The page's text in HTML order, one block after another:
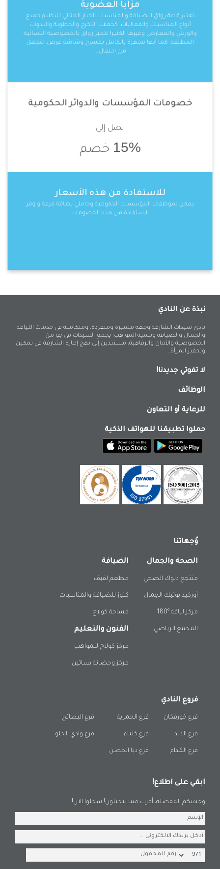
مزايا العضوية
تعتبر قاعة رواق للضيافة والمناسبات الخيار المثالي لتنظيم جميع
أنواع المناسبات والفعاليات، كحفلات التخرج والخطوبة والندوات
والورش والمعارض وغيرها الكثير! تتميز رواق بالخصوصية النسائية
المطلقة، كما أنها مجهزة بالكامل بمسرح وشاشة عرض، لتجعل
من احتفال...
خصومات المؤسسات والدوائر الحكومية
تصل إلى
15% خصم
للاستفادة من هذه الأسعار
يمكن لموظفات المؤسسات الحكومية وحاملي بطاقة فزعة و وفر
الاستفادة من هذه الخصومات
نبذة عن النادي
نادي سيدات الشارقة وجهة متميزة ومتفردة، ومتكاملة في خدمات اللياقة
والجمال والضيافة وتنمية المواهب؛ يجمع السيدات في جو من
الخصوصية والأمان والرفاهية، مستندين إلى نهج إمارة الشارقة في تمكين
وتحفيز المرأة.
لا تفوتي جديدنا!
الوظائف
للرعاية أو التعاون
حملوا تطبيقنا للهواتف الذكية
وُجهاتنا
الصحة والجمال
منتجع دلوك الصحي
أوركيد بوتيك الجمال
مركز لياقة °180
المجمع الرياضي
الضيافة
مطعم لفيف
كنوز للضيافة والمناسبات
مساحة كولاج
الفنون والتعليم
مركز كولاج للمواهب
مركز وحضانة بساتين
فروع النادي
فرع خورفكان
فرع الذيد
فرع المُدام
فرع الحمرية
فرع كلباء
فرع دبا الحصن
فرع البطائح
فرع وادي الحلو
ابقي على اطلاع!
وجهتكم المفضلة، أقرب مما تتخيلون! سجلوا الآن!